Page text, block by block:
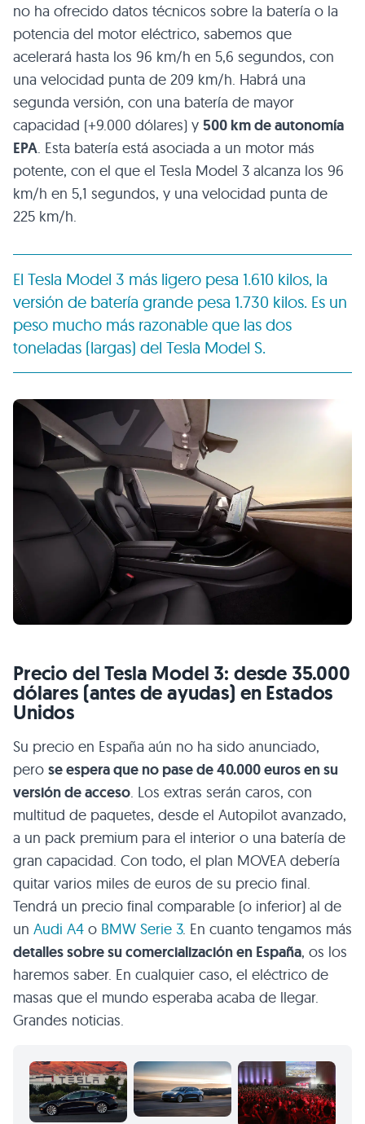
no ha ofrecido datos técnicos sobre la batería o la
potencia del motor eléctrico, sabemos que
acelerará hasta los 96 km/h en 5,6 segundos, con
una velocidad punta de 209 km/h. Habrá una
segunda versión, con una batería de mayor
capacidad (+9.000 dólares) y 500 km de autonomía
EPA. Esta batería está asociada a un motor más
potente, con el que el Tesla Model 3 alcanza los 96
km/h en 5,1 segundos, y una velocidad punta de
225 km/h.
El Tesla Model 3 más ligero pesa 1.610 kilos, la
versión de batería grande pesa 1.730 kilos. Es un
peso mucho más razonable que las dos
toneladas (largas) del Tesla Model S.
Precio del Tesla Model 3: desde 35.000
dólares (antes de ayudas) en Estados
Unidos
Su precio en España aún no ha sido anunciado,
pero se espera que no pase de 40.000 euros en su
versión de acceso. Los extras serán caros, con
multitud de paquetes, desde el Autopilot avanzado,
a un pack premium para el interior o una batería de
gran capacidad. Con todo, el plan MOVEA debería
quitar varios miles de euros de su precio final.
Tendrá un precio final comparable (o inferior) al de
un Audi A4 o BMW Serie 3. En cuanto tengamos más
detalles sobre su comercialización en España, os los
haremos saber. En cualquier caso, el eléctrico de
masas que el mundo esperaba acaba de llegar.
Grandes noticias.